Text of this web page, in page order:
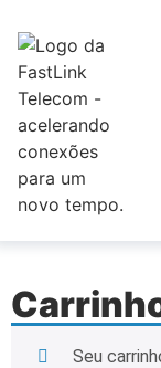
Seu